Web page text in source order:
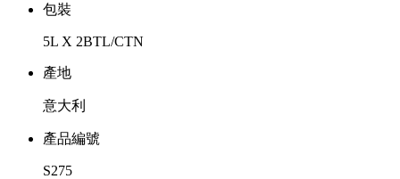
包裝
5L X 2BTL/CTN
產地
意大利
產品編號
S275